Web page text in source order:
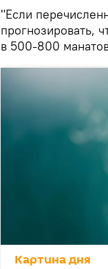
"Если
прогнозировать,
в 500-800
Картина дня